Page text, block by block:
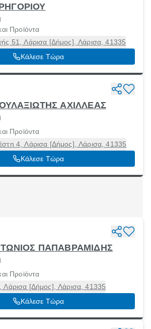
Προϊόντα
51, Λάρισα [Δήμος], Λάρισα, 41335
Κάλεσε Τώρα
ΑΧΙΛΛΕΑΣ
Προϊόντα
4, Λάρισα [Δήμος], Λάρισα, 41335
Κάλεσε Τώρα
ΠΑΠΑΒΡΑΜΙΔΗΣ
Προϊόντα
[Δήμος], Λάρισα, 41335
Κάλεσε Τώρα